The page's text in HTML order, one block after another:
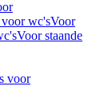
voor wc'sVoor
Voor staande
voor